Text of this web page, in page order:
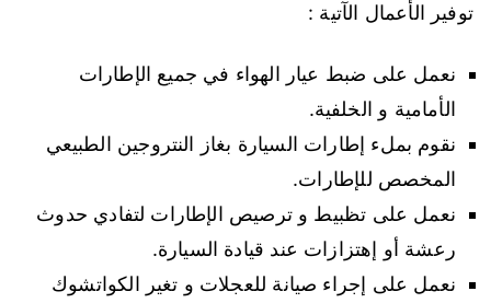
توفير الأعمال الآتية :
نعمل على ضبط عيار الهواء في جميع الإطارات
الأمامية و الخلفية.
نقوم بملء إطارات السيارة بغاز النتروجين الطبيعي
المخصص للإطارات.
نعمل على تظبيط و ترصيص الإطارات لتفادي حدوث
رعشة أو إهتزازات عند قيادة السيارة.
نعمل على إجراء صيانة للعجلات و تغير الكواتشوك